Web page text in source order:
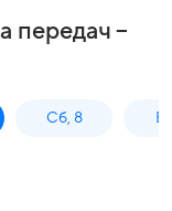
передач –
Сб, 8